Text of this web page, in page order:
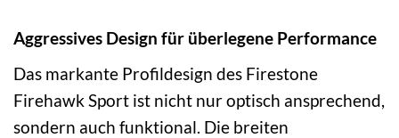
Aggressives Design für überlegene Performance
Das markante Profildesign des Firestone
Firehawk Sport ist nicht nur optisch ansprechend,
sondern auch funktional. Die breiten